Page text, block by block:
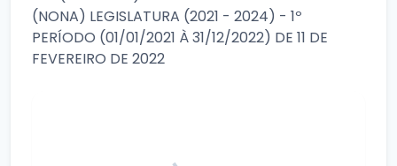
(NONA) LEGISLATURA (2021 - 2024) - 1º
PERÍODO (01/01/2021 À 31/12/2022) DE 11 DE
FEVEREIRO DE 2022